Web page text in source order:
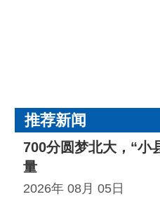
推荐新闻
700分圆梦北大，“小
量
2026年 08月 05日